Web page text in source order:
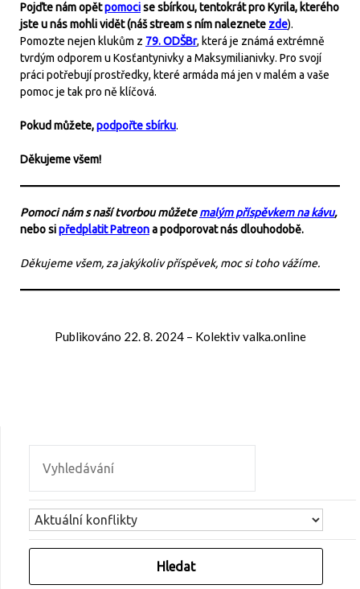
Pojďte nám opětpomocise sbírkou, tentokrát pro Kyrila, kterého
jste u nás mohli vidět (náš stream s ním naleznete zde).
Pomozte nejen klukům z 79. ODŠBr, která je známá extrémně
tvrdým odporem u Kosťantynivky a Maksymilianivky. Pro svojí
práci potřebují prostředky, které armáda má jen v malém a vaše
pomoc je tak pro ně klíčová.
Pokud můžete,podpořte sbírku.
Děkujeme všem!
Pomoci nám s naší tvorbou můžetemalým příspěvkem na kávu,
nebo sipředplatit Patreona podporovat nás dlouhodobě.
Děkujeme všem, za jakýkoliv příspěvek, moc si toho vážíme.
Publikováno 22. 8. 2024– Kolektiv valka.online